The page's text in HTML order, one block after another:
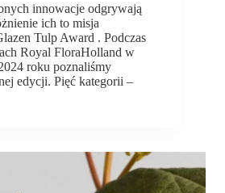
innowacje odgrywają
ich to misja
Tulp Award . Podczas
Royal FloraHolland w
roku poznaliśmy
edycji. Pięć kategorii –